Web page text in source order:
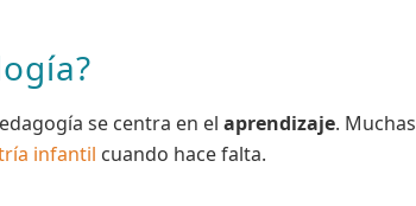
se centra en el aprendizaje. Muchas
infantil cuando hace falta.